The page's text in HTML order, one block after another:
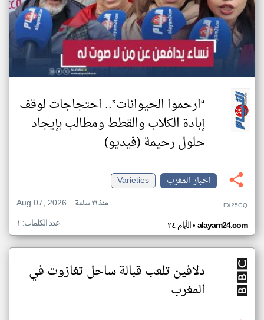
“ارحموا الحيوانات”.. احتجاجات لوقف
إبادة الكلاب والقطط ومطالب بإيجاد
حلول رحيمة (فيديو)
اخبار المغرب
Varieties
Aug 07, 2026
منذ ٢١ ساعة FX25GQ
الأيام ٢٤• alayam24.com عدد الكلمات: ١
دلافين تلعب قبالة ساحل تغازوت في
المغرب